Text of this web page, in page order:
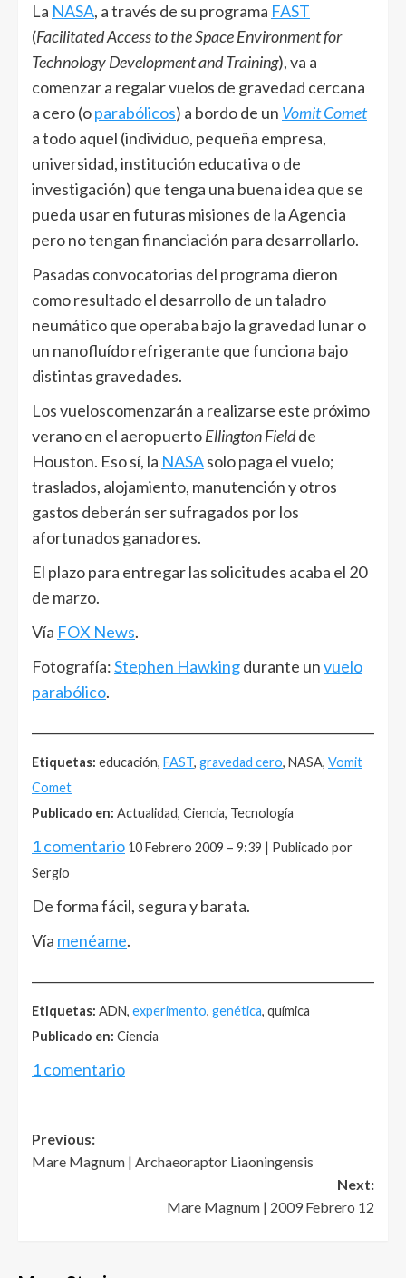
La NASA, a través de su programa FAST
(Facilitated Access to the Space Environment for
Technology Development and Training), va a
comenzar a regalar vuelos de gravedad cercana
a cero (oparabólicos) a bordo de un Vomit Comet
a todo aquel (individuo, pequeña empresa,
universidad, institución educativa o de
investigación) que tenga una buena idea que se
pueda usar en futuras misiones de la Agencia
pero no tengan financiación para desarrollarlo.
Pasadas convocatorias del programa dieron
como resultado el desarrollo de un taladro
neumático que operaba bajo la gravedad lunar o
un nanofluído refrigerante que funciona bajo
distintas gravedades.
Los vueloscomenzarán a realizarse este próximo
verano en el aeropuertoEllington Fieldde
Houston. Eso sí, la NASAsolo paga el vuelo;
traslados, alojamiento, manutención y otros
gastos deberán ser sufragados por los
afortunados ganadores.
El plazo para entregar las solicitudes acaba el 20
de marzo.
Vía FOX News.
Fotografía:Stephen Hawkingdurante unvuelo
parabólico.
Etiquetas: educación, FAST, gravedad cero, NASA, Vomit
Comet
Publicado en: Actualidad, Ciencia, Tecnología
1 comentario 10 Febrero 2009 – 9:39 | Publicado por
Sergio
De forma fácil, segura y barata.
Vía menéame.
Etiquetas: ADN, experimento, genética, química
Publicado en: Ciencia
1 comentario
Post
navigation
Previous:
Mare Magnum | Archaeoraptor Liaoningensis
Next:
Mare Magnum | 2009 Febrero 12